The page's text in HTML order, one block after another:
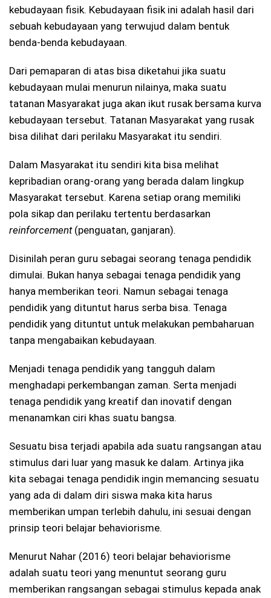
kebudayaan fisik. Kebudayaan fisik ini adalah hasil dari
sebuah kebudayaan yang terwujud dalam bentuk
benda-benda kebudayaan.
Dari pemaparan di atas bisa diketahui jika suatu
kebudayaan mulai menurun nilainya, maka suatu
tatanan Masyarakat juga akan ikut rusak bersama kurva
kebudayaan tersebut. Tatanan Masyarakat yang rusak
bisa dilihat dari perilaku Masyarakat itu sendiri.
Dalam Masyarakat itu sendiri kita bisa melihat
kepribadian orang-orang yang berada dalam lingkup
Masyarakat tersebut. Karena setiap orang memiliki
pola sikap dan perilaku tertentu berdasarkan
reinforcement (penguatan, ganjaran).
Disinilah peran guru sebagai seorang tenaga pendidik
dimulai. Bukan hanya sebagai tenaga pendidik yang
hanya memberikan teori. Namun sebagai tenaga
pendidik yang dituntut harus serba bisa. Tenaga
pendidik yang dituntut untuk melakukan pembaharuan
tanpa mengabaikan kebudayaan.
Menjadi tenaga pendidik yang tangguh dalam
menghadapi perkembangan zaman. Serta menjadi
tenaga pendidik yang kreatif dan inovatif dengan
menanamkan ciri khas suatu bangsa.
Sesuatu bisa terjadi apabila ada suatu rangsangan atau
stimulus dari luar yang masuk ke dalam. Artinya jika
kita sebagai tenaga pendidik ingin memancing sesuatu
yang ada di dalam diri siswa maka kita harus
memberikan umpan terlebih dahulu, ini sesuai dengan
prinsip teori belajar behaviorisme.
Menurut Nahar (2016) teori belajar behaviorisme
adalah suatu teori yang menuntut seorang guru
memberikan rangsangan sebagai stimulus kepada anak